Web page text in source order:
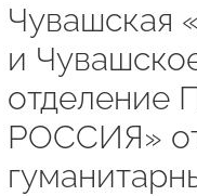
и
отделение
РОССИЯ»